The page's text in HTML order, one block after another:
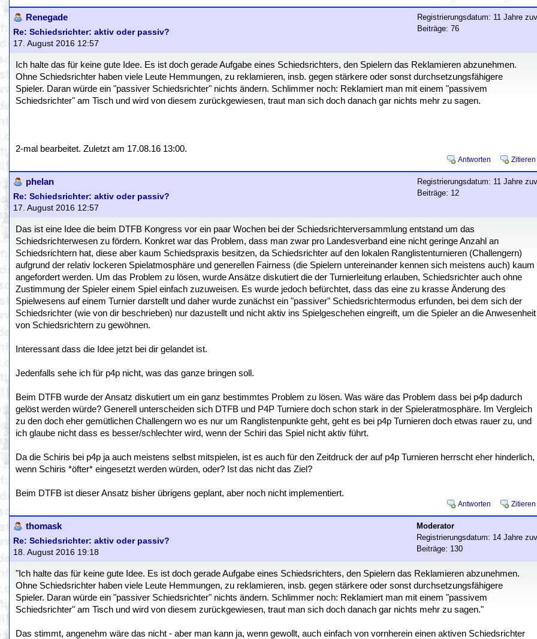
Renegade
Re: Schiedsrichter: aktiv oder passiv?
17. August 2016 12:57
Registrierungsdatum: 11 Jahre
Beiträge: 76
Ich halte das für keine gute Idee. Es ist doch gerade Aufgabe eines Schiedsrichters, den Spielern das Reklamieren abzunehmen.
Ohne Schiedsrichter haben viele Leute Hemmungen, zu reklamieren, insb. gegen stärkere oder sonst durchsetzungsfähigere
Spieler. Daran würde ein "passiver Schiedsrichter" nichts ändern. Schlimmer noch: Reklamiert man mit einem "passivem
Schiedsrichter" am Tisch und wird von diesem zurückgewiesen, traut man sich doch danach gar nichts mehr zu sagen.
2-mal bearbeitet. Zuletzt am 17.08.16 13:00.
Antworten Zitieren
phelan
Re: Schiedsrichter: aktiv oder passiv?
17. August 2016 12:57
Registrierungsdatum: 11 Jahre
Beiträge: 12
Das ist eine Idee die beim DTFB Kongress vor ein paar Wochen bei der Schiedsrichterversammlung entstand um das
Schiedsrichterwesen zu fördern. Konkret war das Problem, dass man zwar pro Landesverband eine nicht geringe Anzahl an
Schiedsrichtern hat, diese aber kaum Schiedspraxis besitzen, da Schiedsrichter auf den lokalen Ranglistenturnieren (Challengern)
aufgrund der relativ lockeren Spielatmosphäre und generellen Fairness (die Spielern untereinander kennen sich meistens auch) kaum
angefordert werden. Um das Problem zu lösen, wurde Ansätze diskutiert die der Turnierleitung erlauben, Schiedsrichter auch ohne
Zustimmung der Spieler einem Spiel einfach zuzuweisen. Es wurde jedoch befürchtet, dass das eine zu krasse Änderung des
Spielwesens auf einem Turnier darstellt und daher wurde zunächst ein "passiver" Schiedsrichtermodus erfunden, bei dem sich der
Schiedsrichter (wie von dir beschrieben) nur dazustellt und nicht aktiv ins Spielgeschehen eingreift, um die Spieler an die Anwesenheit
von Schiedsrichtern zu gewöhnen.
Interessant dass die Idee jetzt bei dir gelandet ist.
Jedenfalls sehe ich für p4p nicht, was das ganze bringen soll.
Beim DTFB wurde der Ansatz diskutiert um ein ganz bestimmtes Problem zu lösen. Was wäre das Problem dass bei p4p dadurch
gelöst werden würde? Generell unterscheiden sich DTFB und P4P Turniere doch schon stark in der Spieleratmosphäre. Im Vergleich
zu den doch eher gemütlichen Challengern wo es nur um Ranglistenpunkte geht, geht es bei p4p Turnieren doch etwas rauer zu, und
ich glaube nicht dass es besser/schlechter wird, wenn der Schiri das Spiel nicht aktiv führt.
Da die Schiris bei p4p ja auch meistens selbst mitspielen, ist es auch für den Zeitdruck der auf p4p Turnieren herrscht eher hinderlich,
wenn Schiris *öfter* eingesetzt werden würden, oder? Ist das nicht das Ziel?
Beim DTFB ist dieser Ansatz bisher übrigens geplant, aber noch nicht implementiert.
Antworten Zitieren
thomask
Re: Schiedsrichter: aktiv oder passiv?
18. August 2016 19:18
Moderator
Registrierungsdatum: 14 Jahre
Beiträge: 130
"Ich halte das für keine gute Idee. Es ist doch gerade Aufgabe eines Schiedsrichters, den Spielern das Reklamieren abzunehmen.
Ohne Schiedsrichter haben viele Leute Hemmungen, zu reklamieren, insb. gegen stärkere oder sonst durchsetzungsfähigere
Spieler. Daran würde ein "passiver Schiedsrichter" nichts ändern. Schlimmer noch: Reklamiert man mit einem "passivem
Schiedsrichter" am Tisch und wird von diesem zurückgewiesen, traut man sich doch danach gar nichts mehr zu sagen."
Das stimmt, angenehm wäre das nicht - aber man kann ja, wenn gewollt, auch einfach von vornherein einen aktiven Schiedsrichter